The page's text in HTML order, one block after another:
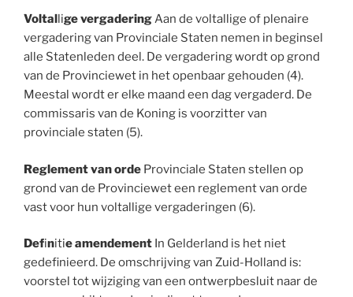
Voltallige vergaderingAan de voltallige of plenaire
vergadering van Provinciale Staten nemen in beginsel
alle Statenleden deel. De vergadering wordt op grond
van de Provinciewet in het openbaar gehouden (4).
Meestal wordt er elke maand een dag vergaderd. De
commissaris van de Koning is voorzitter van
provinciale staten (5).
Reglement van orde Provinciale Staten stellen op
grond van de Provinciewet een reglement van orde
vast voor hun voltallige vergaderingen (6).
Definitie amendement In Gelderland is het niet
gedefinieerd. De omschrijving van Zuid-Holland is:
voorstel tot wijziging van een ontwerpbesluit naar de